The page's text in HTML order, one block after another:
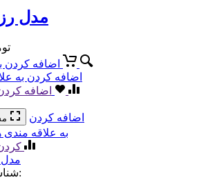
مدل رز
اضافه کردن
اضافه کردن به
اضافه
اضافه کردن
به علاقه مندی
شناسه محصول: